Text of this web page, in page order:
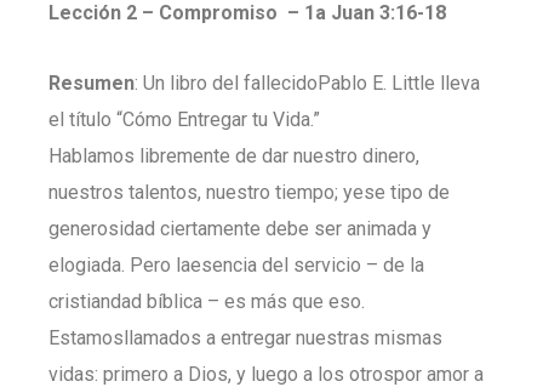
Lección 2 – Compromiso – 1a Juan 3:16-18
Resumen: Un libro del fallecidoPablo E. Little lleva
el título “Cómo Entregar tu Vida.”
Hablamos libremente de dar nuestro dinero,
nuestros talentos, nuestro tiempo; yese tipo de
generosidad ciertamente debe ser animada y
elogiada. Pero laesencia del servicio – de la
cristiandad bíblica – es más que eso.
Estamosllamados a entregar nuestras mismas
vidas: primero a Dios, y luego a los otrospor amor a